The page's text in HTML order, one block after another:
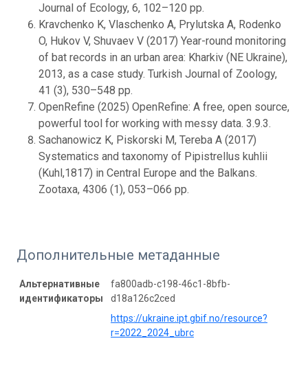
Journal of Ecology, 6, 102–120 pp.
Kravchenko K, Vlaschenko A, Prylutska A, Rodenko
O, Hukov V, Shuvaev V (2017) Year-round monitoring
of bat records in an urban area: Kharkiv (NE Ukraine),
2013, as a case study. Turkish Journal of Zoology,
41 (3), 530–548 pp.
OpenRefine (2025) OpenRefine: A free, open source,
powerful tool for working with messy data. 3.9.3.
Sachanowicz K, Piskorski M, Tereba A (2017)
Systematics and taxonomy of Pipistrellus kuhlii
(Kuhl,1817) in Central Europe and the Balkans.
Zootaxa, 4306 (1), 053–066 pp.
Дополнительные метаданные
Альтернативные
идентификаторы
fa800adb-c198-46c1-8bfb-
d18a126c2ced
https://ukraine.ipt.gbif.no/resource?
r=2022_2024_ubrc